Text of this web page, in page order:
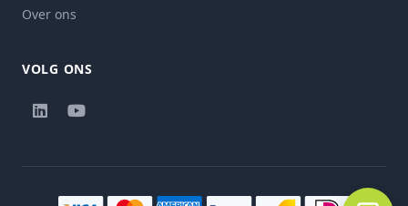
Over ons
VOLG ONS